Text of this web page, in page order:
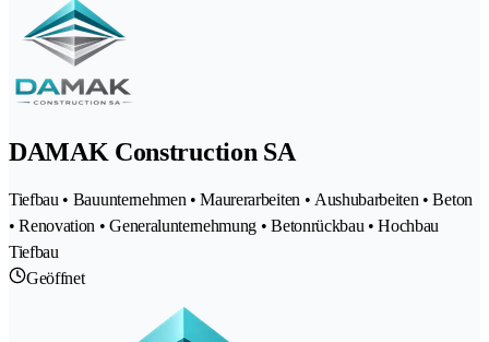
DAMAK Construction SA
Tiefbau • Bauunternehmen • Maurerarbeiten • Aushubarbeiten • Beton
• Renovation • Generalunternehmung • Betonrückbau • Hochbau
Tiefbau
Geöffnet